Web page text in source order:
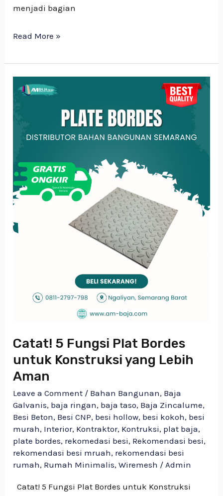
menjadi bagian
Read More »
Catat! 5 Fungsi Plat Bordes
untuk Konstruksi yang Lebih
Aman
Leave a Comment / Bahan Bangunan, Baja
Galvanis, baja ringan, baja taso, Baja Zincalume,
Besi Beton, Besi CNP, besi hollow, besi kokoh, besi
murah, Interior, Kontraktor, Kontruksi, plat baja,
plate bordes, rekomedasi besi, Rekomendasi besi,
rekomendasi besi mruah, rekomendasi besi
rumah, Rumah Minimalis,Wiremesh / Admin
Catat! 5 Fungsi Plat Bordes untuk Konstruksi
Catat!
untuk
Konstruksi
yang
Lebih
Aman